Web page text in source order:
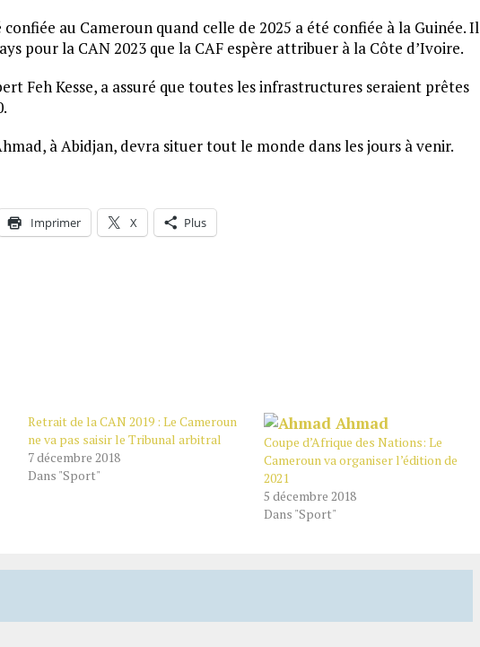
au Cameroun quand celle de 2025 a été confiée à la Guinée. Il
pour la CAN 2023 que la CAF espère attribuer à la Côte d’Ivoire.
Feh Kesse, a assuré que toutes les infrastructures seraient prêtes
à Abidjan, devra situer tout le monde dans les jours à venir.
Imprimer X Plus
Retrait de la CAN 2019 : Le Cameroun
ne va pas saisir le Tribunal arbitral
7 décembre 2018
Dans "Sport"
Coupe d’Afrique des Nations: Le
Cameroun va organiser l’édition de
2021
5 décembre 2018
Dans "Sport"